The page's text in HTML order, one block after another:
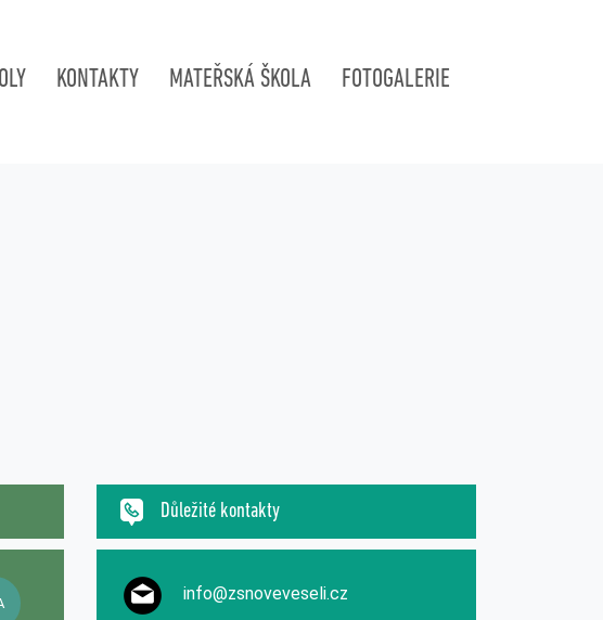
KONTAKTY MATEŘSKÁ ŠKOLA FOTOGALERIE
Důležité kontakty
info@zsnoveveseli.cz